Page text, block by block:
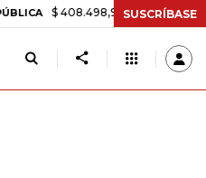
$ 408.498,97 +$ 8.753,81 +2,19%
SUSCRÍBASE